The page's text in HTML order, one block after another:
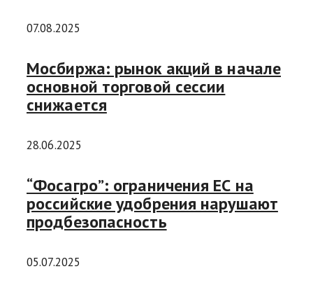
07.08.2025
Мосбиржа: рынок акций в начале
основной торговой сессии
снижается
28.06.2025
“Фосагро”: ограничения ЕС на
российские удобрения нарушают
продбезопасность
05.07.2025